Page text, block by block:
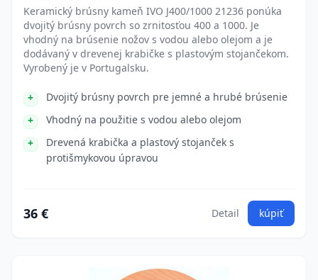
Keramický brúsny kameň IVO J400/1000 21236 ponúka
dvojitý brúsny povrch so zrnitosťou 400 a 1000. Je
vhodný na brúsenie nožov s vodou alebo olejom a je
dodávaný v drevenej krabičke s plastovým stojančekom.
Vyrobený je v Portugalsku.
Dvojitý brúsny povrch pre jemné a hrubé brúsenie
Vhodný na použitie s vodou alebo olejom
Drevená krabička a plastový stojanček s
protišmykovou úpravou
36 € Detail kúpiť